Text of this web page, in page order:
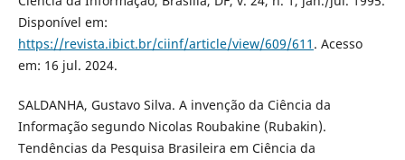
Disponível em:
https://revista.ibict.br/ciinf/article/view/609/611 . Acesso
em: 16 jul. 2024.
SALDANHA, Gustavo Silva. A invenção da Ciência da
Informação segundo Nicolas Roubakine (Rubakin).
Tendências da Pesquisa Brasileira em Ciência da